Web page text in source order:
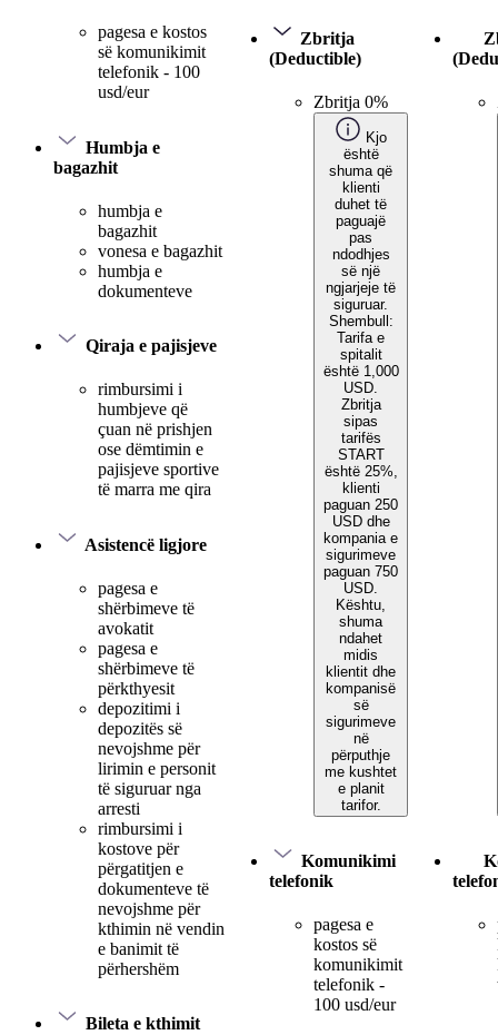
pagesa e kostos
së komunikimit
telefonik - 100
usd/eur
Humbja e
bagazhit
humbja e
bagazhit
vonesa e bagazhit
humbja e
dokumenteve
Qiraja e pajisjeve
rimbursimi i
humbjeve që
çuan në prishjen
ose dëmtimin e
pajisjeve sportive
të marra me qira
Asistencë ligjore
pagesa e
shërbimeve të
avokatit
pagesa e
shërbimeve të
përkthyesit
depozitimi i
depozitës së
nevojshme për
lirimin e personit
të siguruar nga
arresti
rimbursimi i
kostove për
përgatitjen e
dokumenteve të
nevojshme për
kthimin në vendin
e banimit të
përhershëm
Bileta e kthimit
Zbritja
(Deductible)
Zbritja 0%
Kjo
është
shuma që
klienti
duhet të
paguajë
pas
ndodhjes
së një
ngjarjeje të
siguruar.
Shembull:
Tarifa e
spitalit
është 1,000
USD.
Zbritja
sipas
tarifës
START
është 25%,
klienti
paguan 250
USD dhe
kompania e
sigurimeve
paguan 750
USD.
Kështu,
shuma
ndahet
midis
klientit dhe
kompanisë
së
sigurimeve
në
përputhje
me kushtet
e planit
tarifor.
Komunikimi
telefonik
pagesa e
kostos së
komunikimit
telefonik -
100 usd/eur